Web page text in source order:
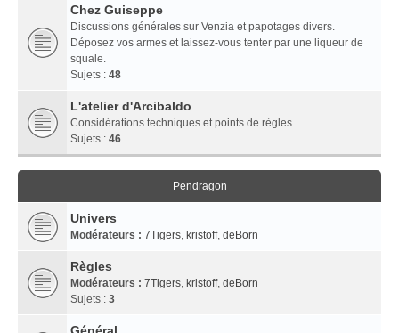
Chez Guiseppe
Discussions générales sur Venzia et papotages divers.
Déposez vos armes et laissez-vous tenter par une liqueur de
squale.
Sujets : 48
L'atelier d'Arcibaldo
Considérations techniques et points de règles.
Sujets : 46
Pendragon
Univers
Modérateurs : 7Tigers, kristoff, deBorn
Règles
Modérateurs : 7Tigers, kristoff, deBorn
Sujets : 3